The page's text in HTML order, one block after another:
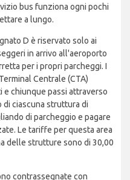
bus funziona ogni pochi
a lungo.
D è riservato solo ai
in arrivo all'aeroporto
per i propri parcheggi. I
Centrale (CTA)
chiunque passi attraverso
ciascuna struttura di
di parcheggio e pagare
Le tariffe per questa area
delle strutture sono di 30,00
contrassegnate con